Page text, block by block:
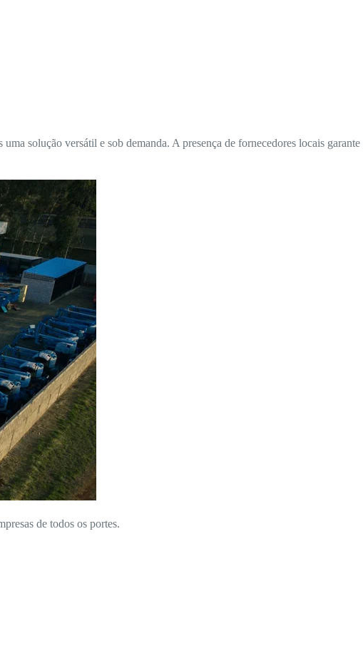
solução versátil e sob demanda. A presença de fornecedores locais garante
de todos os portes.